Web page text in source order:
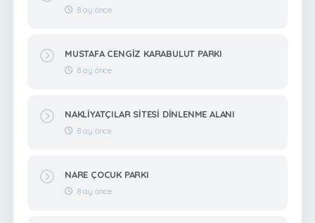
8 ay önce
MUSTAFA CENGİZ KARABULUT PARKI
8 ay önce
NAKLİYATÇILAR SİTESİ DİNLENME ALANI
8 ay önce
NARE ÇOCUK PARKI
8 ay önce